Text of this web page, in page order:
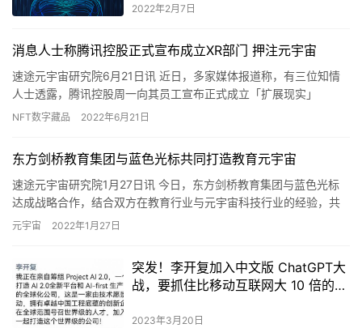
2022年2月7日
消息人士称腾讯控股正式宣布成立XR部门 押注元宇宙
速途元宇宙研究院6月21日讯 近日，多家媒体报道称，有三位知情
人士透露，腾讯控股周一向其员工宣布正式成立「扩展现实」
（XR）部门，正式押注虚拟世界的元宇宙概念。 知情人士称，该部
NFT数字藏品 2022年6月21日
东方剑桥教育集团与蓝色光标共同打造教育元宇宙
速途元宇宙研究院1月27日讯 今日，东方剑桥教育集团与蓝色光标
达成战略合作，结合双方在教育行业与元宇宙科技行业的经验，共
同探索元宇宙在教育行业的应用与落地。双方通过数科职教和蓝色
元宇宙 2022年1月27日
突发！李开复加入中文版 ChatGPT大
战，要抓住比移动互联网大 10 倍的机
2023年3月20日